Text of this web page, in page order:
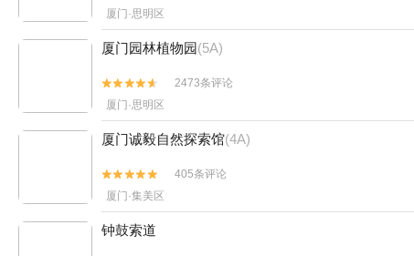
厦门·思明区
厦门园林植物园(5A)


2473条评论
厦门·思明区
厦门诚毅自然探索馆(4A)


405条评论
厦门·集美区
钟鼓索道